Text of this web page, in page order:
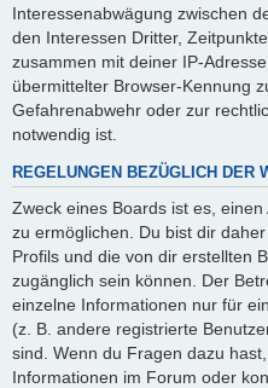
Interessenabwägung zwischen
den Interessen Dritter,
zusammen mit deiner IP-
übermittelter Browser-Kennung
Gefahrenabwehr oder zur
notwendig ist.
REGELUNGEN BEZÜGLICH DER
Zweck eines Boards ist es,
zu ermöglichen. Du bist dir
Profils und die von dir erstellten
zugänglich sein können. Der
einzelne Informationen nur für
(z. B. andere registrierte
sind. Wenn du Fragen dazu
Informationen im Forum oder